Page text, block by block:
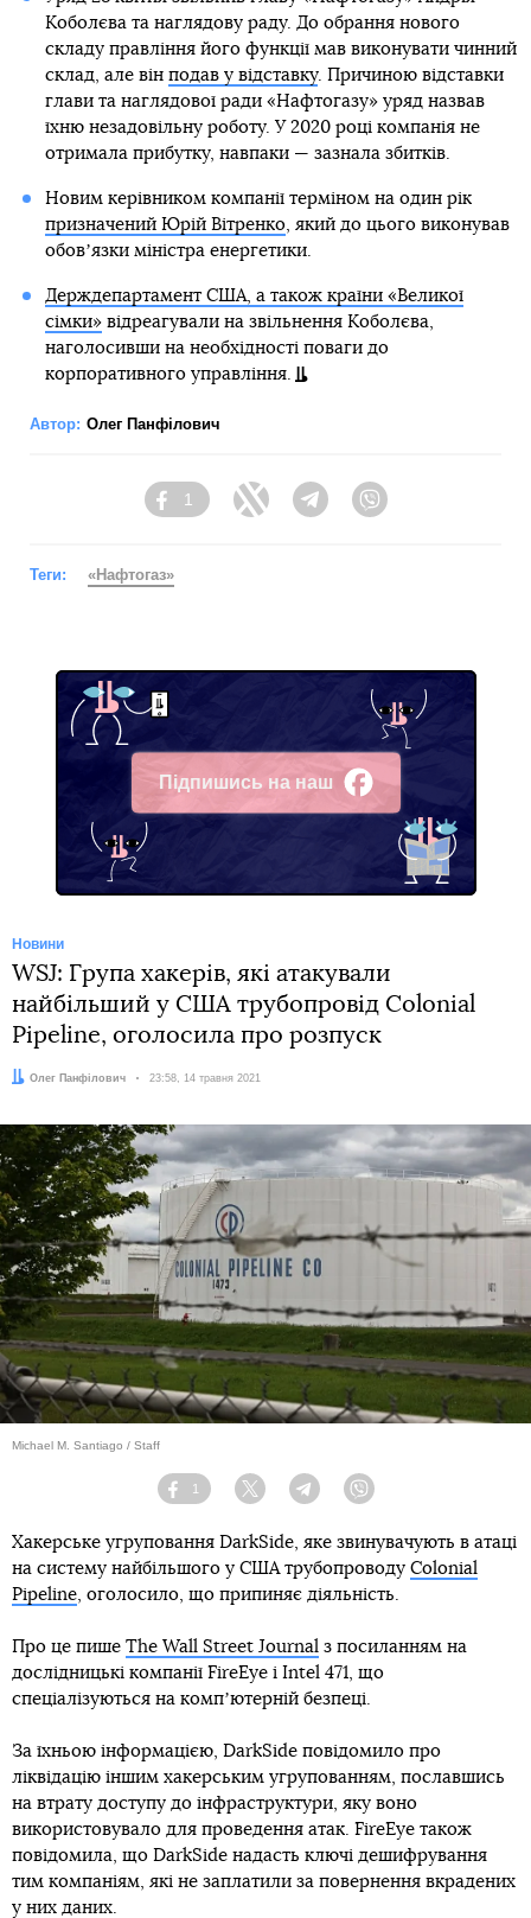
Коболєва та наглядову раду. До обрання нового
складу правління його функції мав виконувати чинний
склад, але він подав у відставку. Причиною відставки
глави та наглядової ради «Нафтогазу» уряд назвав
їхню незадовільну роботу. У 2020 році компанія не
отримала прибутку, навпаки — зазнала збитків.
Новим керівником компанії терміном на один рік
призначений Юрій Вітренко, який до цього виконував
обовʼязки міністра енергетики.
Держдепартамент США, а також країни «Великої
сімки»відреагували на звільнення Коболєва,
наголосивши на необхідності поваги до
корпоративного управління.
Автор: Олег Панфілович
Facebook
1
Twitter Telegram
Теги: «Нафтогаз»
Підпишись на наш
Facebook
Новини
WSJ: Група хакерів, які атакували
найбільший у США трубопровід Colonial
Pipeline, оголосила про розпуск
Автор:
Олег Панфілович Дата:
23:58, 14 травня 2021
Michael M. Santiago / Staff
Facebook
1
Twitter TelegramViber
Хакерське угруповання DarkSide, яке звинувачують в атаці
на систему найбільшого у США трубопроводу Colonial
Pipeline , оголосило, що припиняє діяльність.
Про це пише The Wall Street Journal з посиланням на
дослідницькі компанії FireEye і Intel 471, що
спеціалізуються на компʼютерній безпеці.
За їхньою інформацією, DarkSide повідомило про
ліквідацію іншим хакерським угрупованням, пославшись
на втрату доступу до інфраструктури, яку воно
використовувало для проведення атак. FireEye також
повідомила, що DarkSide надасть ключі дешифрування
тим компаніям, які не заплатили за повернення вкрадених
у них даних.